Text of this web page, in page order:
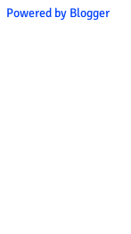
Powered by Blogger